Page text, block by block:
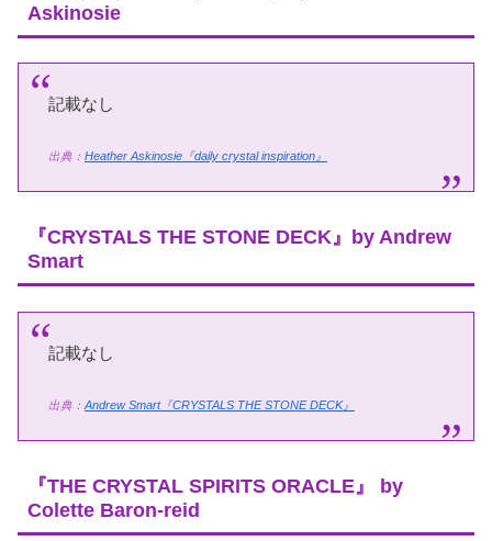
Askinosie
記載なし
出典： Heather Askinosie『daily crystal inspiration』
『CRYSTALS THE STONE DECK』by Andrew
Smart
記載なし
出典： Andrew Smart『CRYSTALS THE STONE DECK』
『THE CRYSTAL SPIRITS ORACLE』 by
Colette Baron-reid